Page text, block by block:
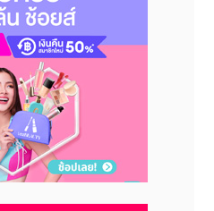
มิคุ้มกัน บำรุงสายตาที่อ่อนล้า
มีจำหน่ายในรูปแบบเม็ด ทาน
พื่อตอบรับทุกความต้องการ:
เม็ด เหมาะสำหรับการรับ
ราคาเพียง 189 บาท
รรจุ 7 เม็ด ซองซิบ เหมาะ